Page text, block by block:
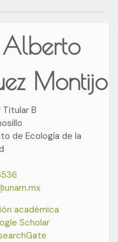
Alberto
Montijo
B
de Ecología de la
académica
Scholar